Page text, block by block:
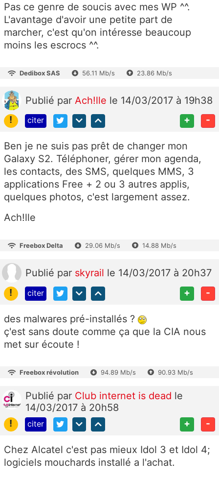
Pas ce genre de soucis avec mes WP ^^.
L'avantage d'avoir une petite part de
marcher, c'est qu'on intéresse beaucoup
moins les escrocs ^^.
Dedibox SAS 56.11 Mb/s 23.86 Mb/s
Publié par Ach!lle le 14/03/2017 à 19h38
!
citer + -
Ben je ne suis pas prêt de changer mon
Galaxy S2. Téléphoner, gérer mon agenda,
les contacts, des SMS, quelques MMS, 3
applications Free + 2 ou 3 autres applis,
quelques photos, c'est largement assez.
Ach!lle
Freebox Delta 29.06 Mb/s 14.88 Mb/s
Publié par skyrail le 14/03/2017 à 20h37
!
citer + -
des malwares pré-installés ?
ç'est sans doute comme ça que la CIA nous
met sur écoute !
Freebox révolution 94.89 Mb/s 90.93 Mb/s
Publié par Club internet is dead le
14/03/2017 à 20h58
!
citer + -
Chez Alcatel c'est pas mieux Idol 3 et Idol 4;
logiciels mouchards installé a l'achat.